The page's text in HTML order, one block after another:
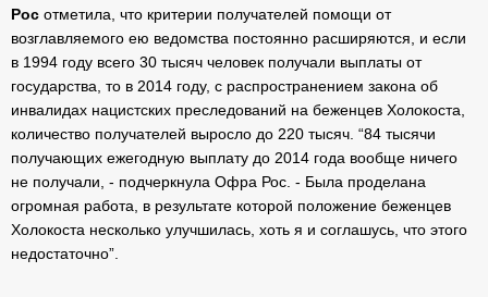
Рос отметила, что критерии получателей помощи от
возглавляемого ею ведомства постоянно расширяются, и если
в 1994 году всего 30 тысяч человек получали выплаты от
государства, то в 2014 году, с распространением закона об
инвалидах нацистских преследований на беженцев Холокоста,
количество получателей выросло до 220 тысяч. “84 тысячи
получающих ежегодную выплату до 2014 года вообще ничего
не получали, - подчеркнула Офра Рос. - Была проделана
огромная работа, в результате которой положение беженцев
Холокоста несколько улучшилась, хоть я и соглашусь, что этого
недостаточно”.